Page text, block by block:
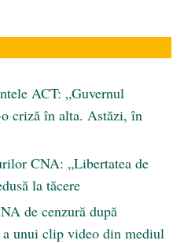
ACT: „Guvernul
criză în alta. Astăzi, în
CNA: „Libertatea de
la tăcere
de cenzură după
unui clip video din mediul